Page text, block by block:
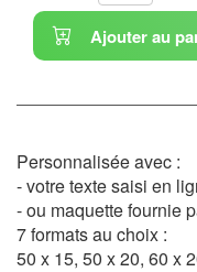
Ajouter au
Personnalisée avec :
- votre texte saisi en
- ou maquette fournie
7 formats au choix :
50 x 15, 50 x 20, 60 x